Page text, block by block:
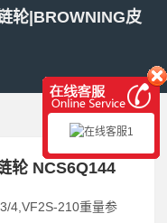
轮|BROWNING皮
展开菜单
轮 NCS6Q144
4,VF2S-210重量参